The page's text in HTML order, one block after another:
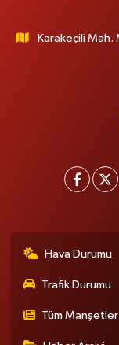
Karakeçili Mah.
Hava Durumu
Trafik Durumu
Tüm Manşetler